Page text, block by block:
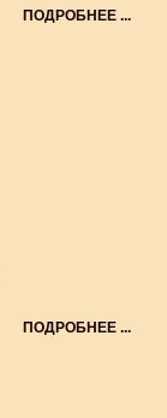
ПОДРОБНЕЕ ...
ПОДРОБНЕЕ ...